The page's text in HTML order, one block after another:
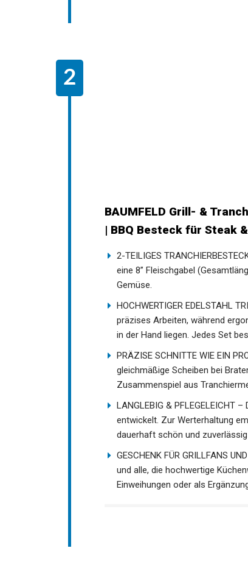
BAUMFELD Grill- &
| BBQ Besteck für Steak
2-TEILIGES
eine 8” Fleischgabel
Gemüse.
HOCHWERTIGER EDELSTAHL
präzises Arbeiten, während
in der Hand liegen. Jedes Set
PRÄZISE SCHNITTE WIE EIN
gleichmäßige Scheiben bei
Zusammenspiel aus
LANGLEBIG & PFLEGELEICHT
entwickelt. Zur Werterhaltung
dauerhaft schön und
GESCHENK FÜR GRILLFANS
und alle, die hochwertige
Einweihungen oder als